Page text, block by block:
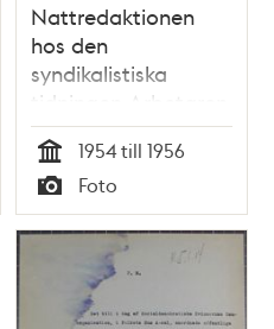
Nattredaktionen
hos den
syndikalistiska
tidningen Arbetaren
i Klara Folkets Hus.
Klara Västra
Kyrkogata 17, kv.
Kajan. Nu kv.
Orgelpipan
Tid
1954 till 1956
Typ
Foto